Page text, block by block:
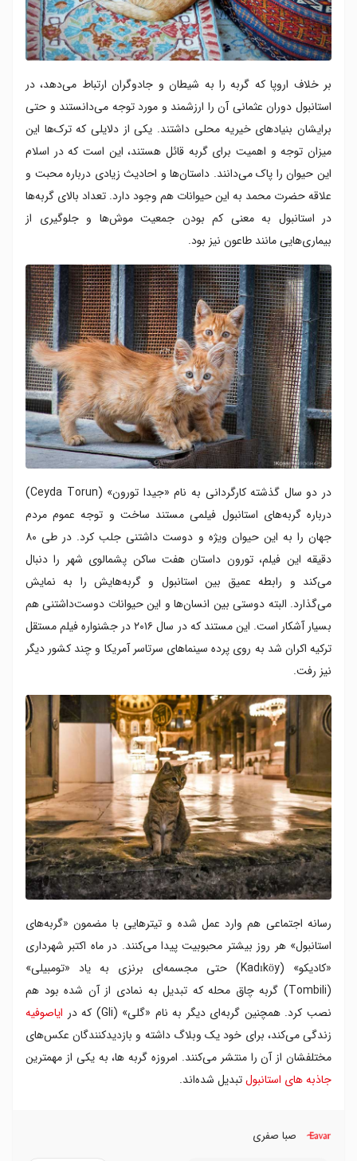
بر خلاف اروپا که گربه را به شیطان و جادوگران ارتباط می‌دهد، در
استانبول دوران عثمانی آن را ارزشمند و مورد توجه می‌دانستند و حتی
برایشان بنیادهای خیریه محلی داشتند. یکی از دلایلی که ترک‌ها این
میزان توجه و اهمیت برای گربه قائل هستند، این است که در اسلام
این حیوان را پاک می‌دانند. داستان‌ها و احادیث زیادی درباره محبت و
علاقه حضرت محمد به این حیوانات هم وجود دارد. تعداد بالای گربه‌ها
در استانبول به معنی کم بودن جمعیت موش‌ها و جلوگیری از
بیماری‌هایی مانند طاعون نیز بود.
در دو سال گذشته کارگردانی به نام «جیدا تورون» (Ceyda Torun)
درباره گربه‌های استانبول فیلمی مستند ساخت و توجه عموم مردم
جهان را به این حیوان ویژه و دوست داشتنی جلب کرد. در طی ۸۰
دقیقه این فیلم، تورون داستان هفت ساکن پشمالوی شهر را دنبال
می‌کند و رابطه عمیق بین استانبول و گربه‌هایش را به نمایش
می‌گذارد. البته دوستی بین انسان‌ها و این حیوانات دوست‌داشتنی هم
بسیار آشکار است. این مستند که در سال ۲۰۱۶ در جشنواره فیلم مستقل
ترکیه اکران شد به روی پرده سینماهای سرتاسر آمریکا و چند کشور دیگر
نیز رفت.
رسانه اجتماعی هم وارد عمل شده و تیترهایی با مضمون «گربه‌های
استانبول» هر روز بیشتر محبوبیت پیدا می‌کنند. در ماه اکتبر شهرداری
«کادیکو» (Kadıköy) حتی مجسمه‌ای برنزی به یاد «تومبیلی»
(Tombili) گربه‌ چاق محله که تبدیل به نمادی از آن شده بود هم
نصب کرد. همچنین گربه‌ای دیگر به نام «گلی» (Gli) که در
ایاصوفیه
زندگی می‌کند، برای خود یک وبلاگ داشته و بازدیدکنندگان عکس‌های
مختلفشان از آن را منتشر می‌کنند. امروزه گربه ها، به یکی از مهمترین
جاذبه های استانبولتبدیل شده‌اند.
صبا صفری